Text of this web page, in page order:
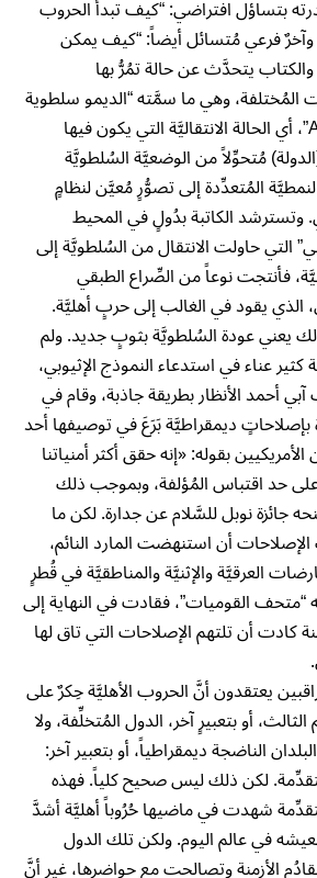
بتساؤل افتراضي: “كيف تبدأ الحروب
وآخرٌ فرعي مُتسائل أيضاً: “كيف يمكن
والكتاب يتحدَّث عن حالة تمُرُّ بها
المُختلفة، وهي ما سمَّته “الديمو سلطوية
Anocracy”، أي الحالة الانتقاليَّة التي يكون فيها
مُتحوِّلاً من الوضعيَّة السُلطويَّة
المُتعدِّدة إلى تصوُّرٍ مُعيَّن لنظامٍ
وتسترشد الكاتبة بدُولٍ في المحيط
التي حاولت الانتقال من السُلطويَّة إلى
فأنتجت نوعاً من الصِّراع الطبقي
الذي يقود في الغالب إلى حربٍ أهليَّة.
يعني عودة السُلطويَّة بثوبٍ جديد. ولم
كثير عناء في استدعاء النموذج الإثيوبي،
أحمد الأنظار بطريقة جاذبة، وقام في
بإصلاحاتٍ ديمقراطيَّة بَرَعَ في توصيفها أحد
بقوله: «إنه حقق أكثر أمنياتنا
حد اقتباس المُؤلفة، وبموجب ذلك
جائزة نوبل للسَّلام عن جدارة. لكن ما
أن استنهضت المارد النائم،
العرقيَّة والإثنيَّة والمناطقيَّة في قُطرٍ
“متحف القوميات”، فقادت في النهاية إلى
كادت أن تلتهم الإصلاحات التي تاق لها
يعتقدون أنَّ الحروب الأهليَّة حِكرٌ على
أو بتعبيرٍ آخر، الدول المُتخلِّفة، ولا
الناضجة ديمقراطياً، أو بتعبير آخر:
لكن ذلك ليس صحيح كلياً. فهذه
شهدت في ماضيها حُرُوباً أهليَّة أشدَّ
في عالم اليوم. ولكن تلك الدول
الأزمنة وتصالحت مع حواضرها، غير أنَّ